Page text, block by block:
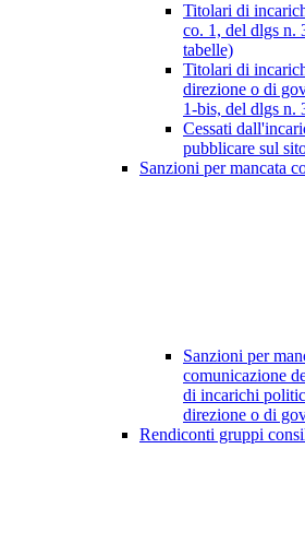
Titolari di
co. 1, del dlgs n.
tabelle)
Titolari di
direzione o di
1-bis, del dlgs n.
Cessati
pubblicare sul
Sanzioni per mancata
Sanzioni per
comunicazione
di incarichi
direzione o di
Rendiconti gruppi